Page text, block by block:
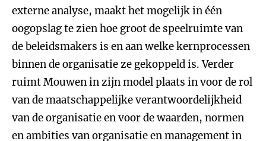
externe analyse, maakt het mogelijk in één
oogopslag te zien hoe groot de speelruimte van
de beleidsmakers is en aan welke kernprocessen
binnen de organisatie ze gekoppeld is. Verder
ruimt Mouwen in zijn model plaats in voor de rol
van de maatschappelijke verantwoordelijkheid
van de organisatie en voor de waarden, normen
en ambities van organisatie en management in